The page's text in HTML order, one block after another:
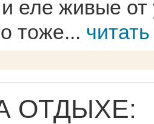
еле живые от
тоже...
ОТДЫХЕ: